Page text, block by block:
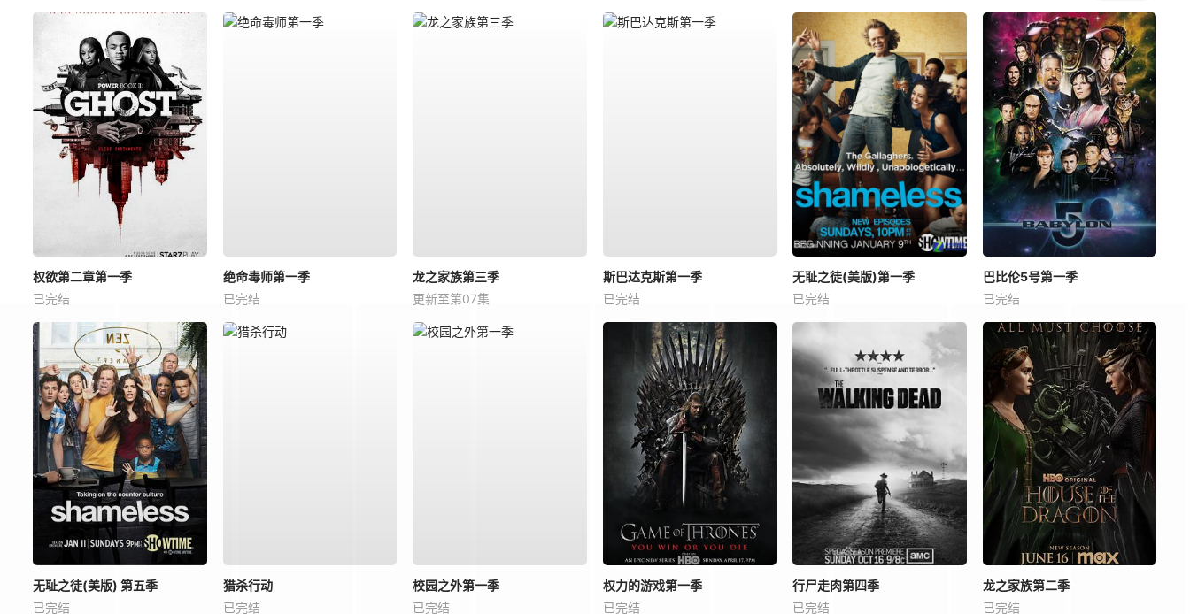
权欲第二章第一季
已完结
绝命毒师第一季
已完结
龙之家族第三季
更新至第07集
斯巴达克斯第一季
已完结
无耻之徒(美版)第一季
已完结
巴比伦5号第一季
已完结
无耻之徒(美版) 第五季
已完结
猎杀行动
已完结
校园之外第一季
已完结
权力的游戏第一季
已完结
行尸走肉第四季
已完结
龙之家族第二季
已完结